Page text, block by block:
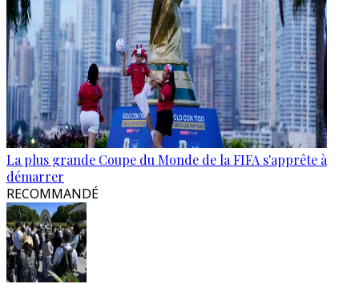
La plus grande Coupe du Monde de la FIFA s'apprête à
démarrer
RECOMMANDÉ